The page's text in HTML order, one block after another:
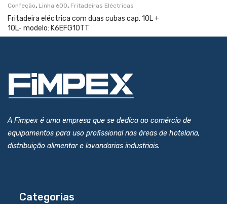
Confeção, Linha 600, Fritadeiras Eléctricas
Fritadeira eléctrica com duas cubas cap. 10L +
10L- modelo: K6EFG10TT
A Fimpex é uma empresa que se dedica ao comércio de
equipamentos para uso profissional nas áreas de hotelaria,
distribuição alimentar e lavandarias industriais.
Categorias